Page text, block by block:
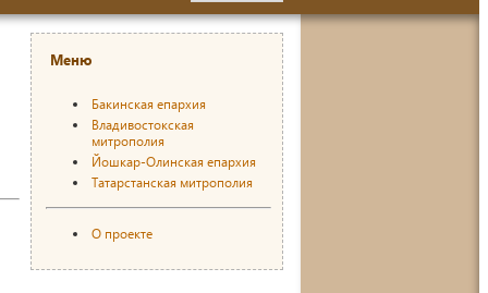
Меню
Бакинская епархия
Владивостокская
митрополия
Йошкар-Олинская епархия
Татарстанская митрополия
О проекте